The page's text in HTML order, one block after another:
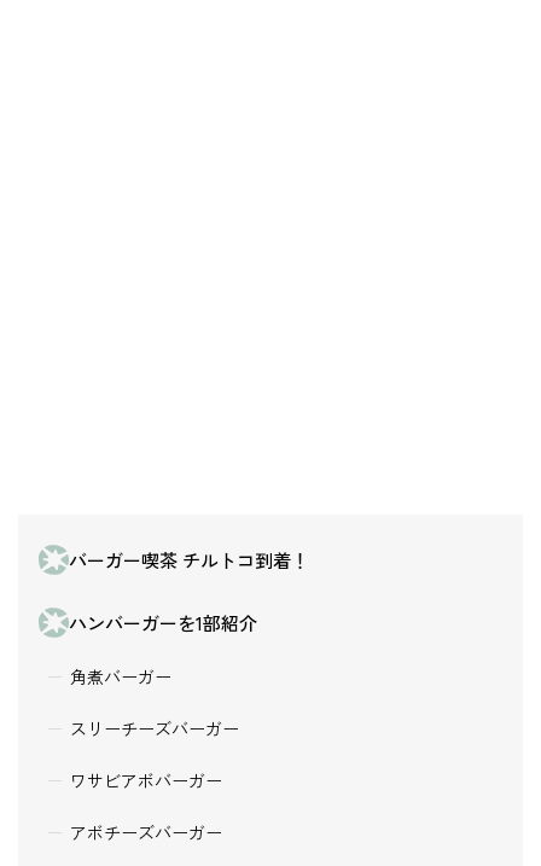
バーガー喫茶 チルトコ到着！
ハンバーガーを1部紹介
角煮バーガー
スリーチーズバーガー
ワサビアボバーガー
アボチーズバーガー